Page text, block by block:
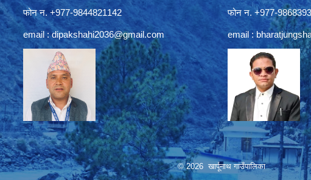
फोन न. +977-9844821142
email :dipakshahi2036@gmail.com
फोन न. +977-
email :
© 2026 खार्पूनाथ गाउँपालिका